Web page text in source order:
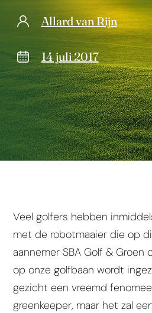
Allard van Rijn
14 juli 2017
Veel golfers hebben
met de robotmaaier die op
aannemer SBA Golf & Groen
op onze golfbaan wordt
gezicht een vreemd
greenkeeper, maar het zal